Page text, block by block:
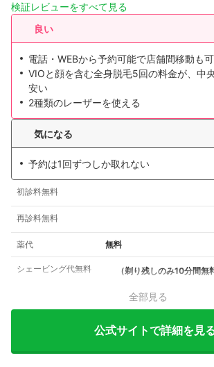
検証レビューをすべて見る
良い
電話・WEBから予約可能で店舗間移動も
VIOと顔を含む全身脱毛5回の料金が、中
安い
2種類のレーザーを使える
気になる
予約は1回ずつしか取れない
初診料無料
再診料無料
薬代 無料
シェービング代無料 （剃り残しのみ10分間無
全部見る
公式サイトで詳細を見